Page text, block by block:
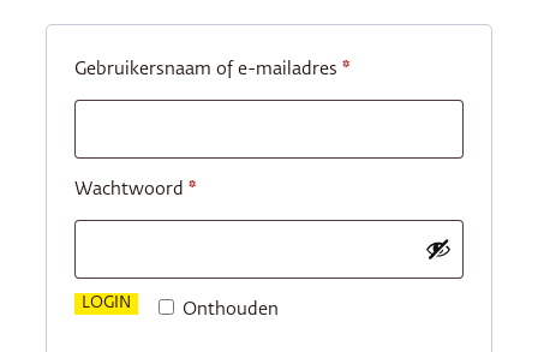
Gebruikersnaam of e-mailadres *Vereist
Wachtwoord *Vereist
Onthouden
LOGIN